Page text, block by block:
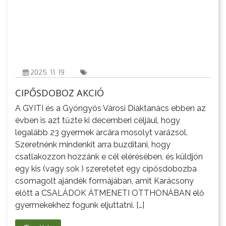
FEJLESZTÉSEK
KÖRNYEZETVÉDELEM
TELEPÜLÉSRENDEZÉS
STRATÉGIÁK
ÉS
KONCEPCIÓK
BEJELENTŐ
2025. 11. 19.
CIPŐSDOBOZ AKCIÓ
A GYITI és a Gyöngyös Városi Diáktanács ebben az
évben is azt tűzte ki decemberi céljául, hogy
legalább 23 gyermek arcára mosolyt varázsol.
Szeretnénk mindenkit arra buzdítani, hogy
csatlakozzon hozzánk e cél elérésében, és küldjön
egy kis (vagy sok ) szeretetet egy cipősdobozba
csomagolt ajándék formájában, amit Karácsony
előtt a CSALÁDOK ÁTMENETI OTTHONÁBAN élő
gyermekekhez fogunk eljuttatni. […]